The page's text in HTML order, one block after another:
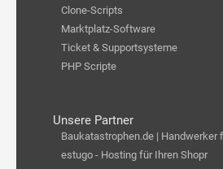
Clone-Scripts
Marktplatz-Software
Ticket & Supportsysteme
PHP Scripte
Unsere Partner
Baukatastrophen.de | Handwerker
estugo - Hosting für Ihren Shopr